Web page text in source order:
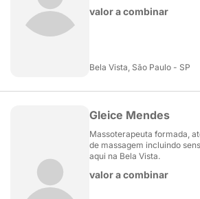
valor a combinar
Bela Vista, São Paulo - SP
Gleice Mendes
Massoterapeuta formada,
de massagem incluindo
aqui na Bela Vista.
valor a combinar